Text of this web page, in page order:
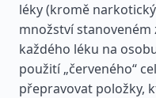
léky (kromě
množství stanoveném
každého léku na
použití „červeného“
přepravovat položky,